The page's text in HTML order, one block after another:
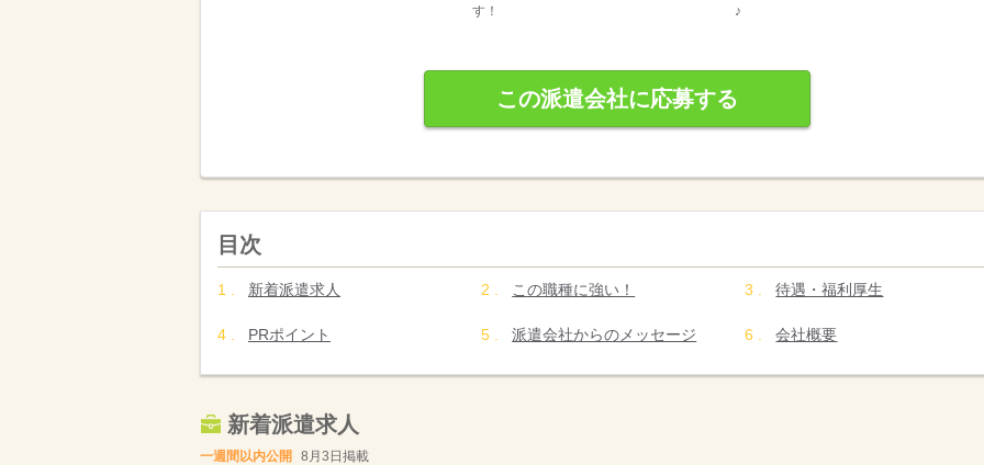
す！
♪
この派遣会社に応募する
目次
新着派遣求人 この職種に強い！ 待遇・福利厚生
PRポイント 派遣会社からのメッセージ 会社概要
新着派遣求人
一週間以内公開 8月3日掲載